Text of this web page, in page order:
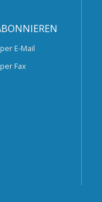
E-Mail
Fax